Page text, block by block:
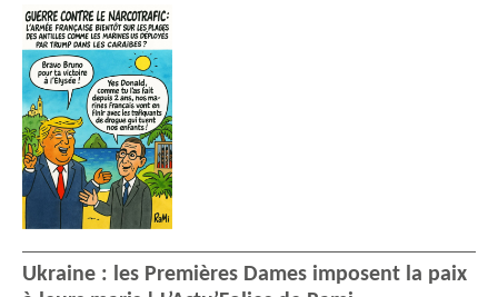
Ukraine : les Premières Dames imposent la paix